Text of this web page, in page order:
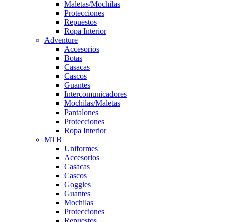
Maletas/Mochilas
Protecciones
Repuestos
Ropa Interior
Adventure
Accesorios
Botas
Casacas
Cascos
Guantes
Intercomunicadores
Mochilas/Maletas
Pantalones
Protecciones
Ropa Interior
MTB
Uniformes
Accesorios
Casacas
Cascos
Goggles
Guantes
Mochilas
Protecciones